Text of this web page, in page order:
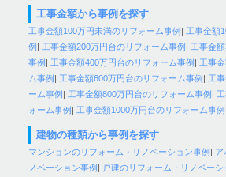
工事金額から事例を探す
工事金額100万円未満のリフォーム事例| 工事金額
例| 工事金額200万円台のリフォーム事例| 工事金
事例| 工事金額400万円台のリフォーム事例| 工事
ム事例| 工事金額600万円台のリフォーム事例| 工
ーム事例| 工事金額800万円台のリフォーム事例|
ォーム事例| 工事金額1000万円台のリフォーム事例
建物の種類から事例を探す
マンションのリフォーム・リノベーション事例| ア
ノベーション事例| 戸建のリフォーム・リノベーシ